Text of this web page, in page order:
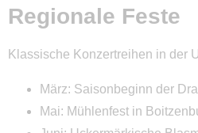
Regionale Feste
Klassische Konzertreihen in der
März: Saisonbeginn der
Mai: Mühlenfest in